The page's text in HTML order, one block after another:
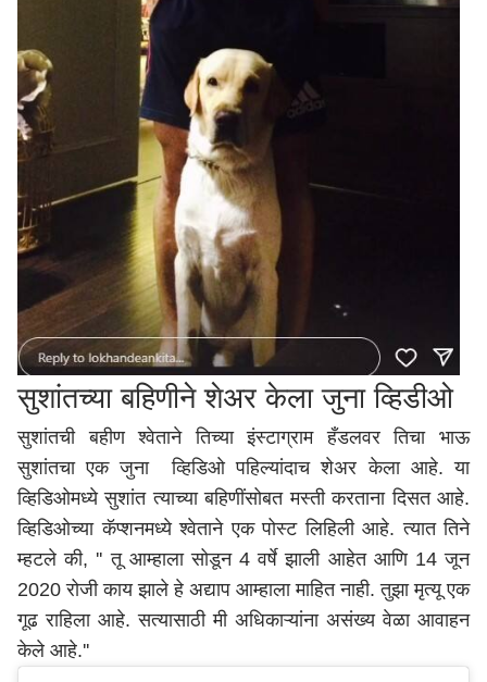
सुशांतच्या बहिणीने शेअर केला जुना व्हिडीओ
सुशांतची बहीण श्वेताने तिच्या इंस्टाग्राम हँडलवर तिचा भाऊ
सुशांतचा एक जुना व्हिडिओ पहिल्यांदाच शेअर केला आहे. या
व्हिडिओमध्ये सुशांत त्याच्या बहिणींसोबत मस्ती करताना दिसत आहे.
व्हिडिओच्या कॅप्शनमध्ये श्वेताने एक पोस्ट लिहिली आहे. त्यात तिने
म्हटले की, '' तू आम्हाला सोडून 4 वर्षे झाली आहेत आणि 14 जून
2020 रोजी काय झाले हे अद्याप आम्हाला माहित नाही. तुझा मृत्यू एक
गूढ राहिला आहे. सत्यासाठी मी अधिकाऱ्यांना असंख्य वेळा आवाहन
केले आहे.''